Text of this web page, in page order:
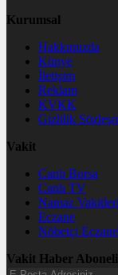
Kurumsal
Hakkımızda
Künye
İletişim
Reklam
KVKK
Gizlilik
Vakit
Canlı Borsa
Canlı TV
Namaz Vakitleri
Eczane
Nöbetçi
Vakit Haber